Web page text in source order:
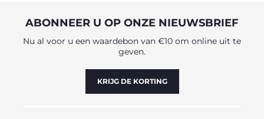
ABONNEER U OP ONZE NIEUWSBRIEF
Nu al voor u een waardebon van €10 om online uit te
geven.
KRIJG DE KORTING